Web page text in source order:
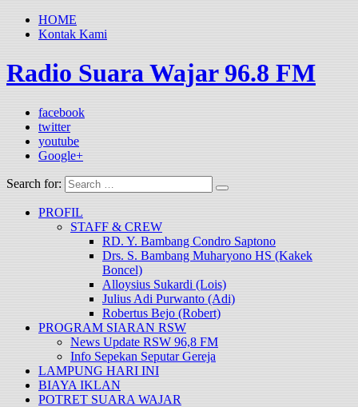
HOME
Kontak Kami
Radio Suara Wajar 96.8 FM
facebook
twitter
youtube
Google+
Search for:
PROFIL
STAFF & CREW
RD. Y. Bambang Condro Saptono
Drs. S. Bambang Muharyono HS (Kakek
Boncel)
Alloysius Sukardi (Lois)
Julius Adi Purwanto (Adi)
Robertus Bejo (Robert)
PROGRAM SIARAN RSW
News Update RSW 96,8 FM
Info Sepekan Seputar Gereja
LAMPUNG HARI INI
BIAYA IKLAN
POTRET SUARA WAJAR